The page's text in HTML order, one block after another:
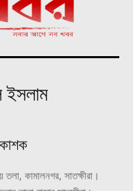
তলা, কামালনগর, সাতক্ষীরা।